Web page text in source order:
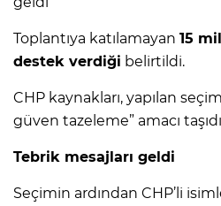
Toplantıya katılamayan 15
destek verdiği belirtildi.
CHP kaynakları, yapılan
güven tazeleme” amacı
Tebrik mesajları geldi
Seçimin ardından CHP’li